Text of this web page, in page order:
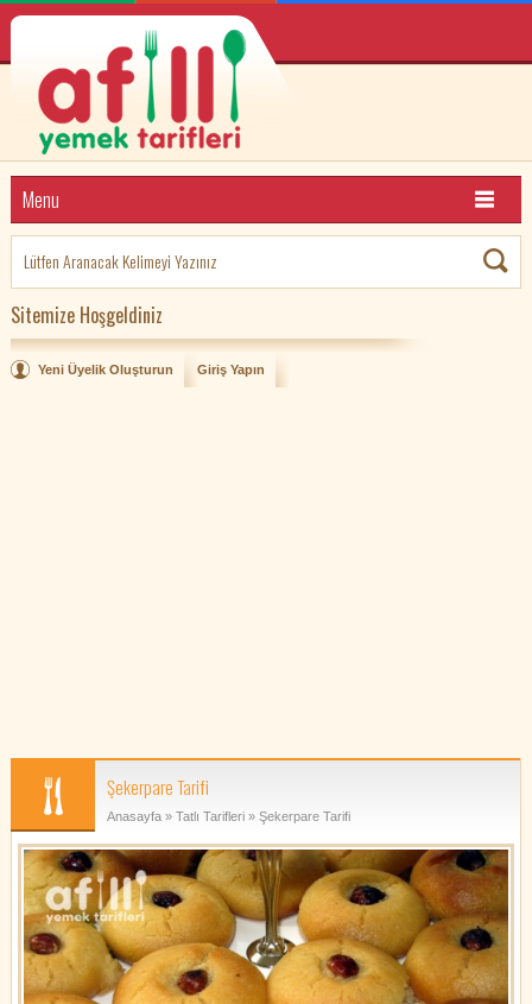
Menu
Sitemize Hoşgeldiniz
Yeni Üyelik Oluşturun Giriş Yapın
Şekerpare Tarifi
Anasayfa» Tatlı Tarifleri» Şekerpare Tarifi